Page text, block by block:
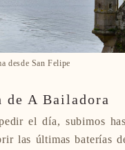
desde San Felipe
de A Bailadora
el día, subimos
las últimas baterías